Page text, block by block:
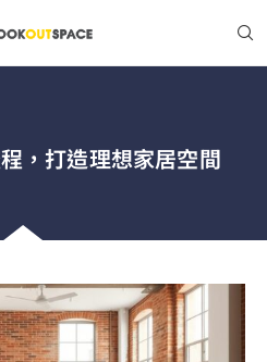
，打造理想家居空間